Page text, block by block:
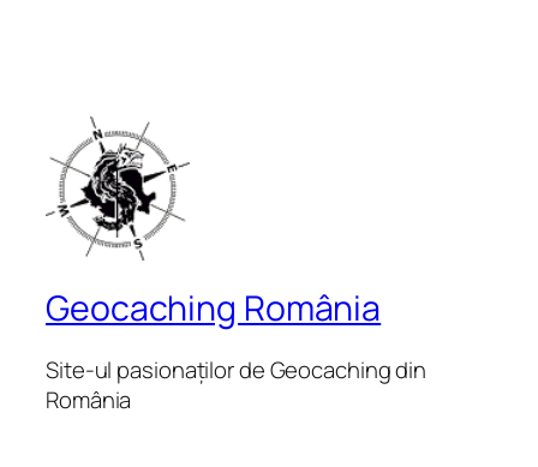
Geocaching România
Site-ul pasionaților de Geocaching din
România